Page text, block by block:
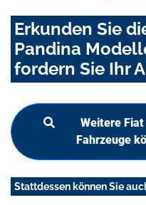
Erkunden Sie
Pandina
fordern Sie Ihr
Weitere
Fahrzeuge
Stattdessen können Sie